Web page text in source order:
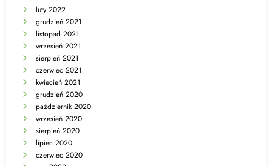
luty 2022
grudzień 2021
listopad 2021
wrzesień 2021
sierpień 2021
czerwiec 2021
kwiecień 2021
grudzień 2020
październik 2020
wrzesień 2020
sierpień 2020
lipiec 2020
czerwiec 2020